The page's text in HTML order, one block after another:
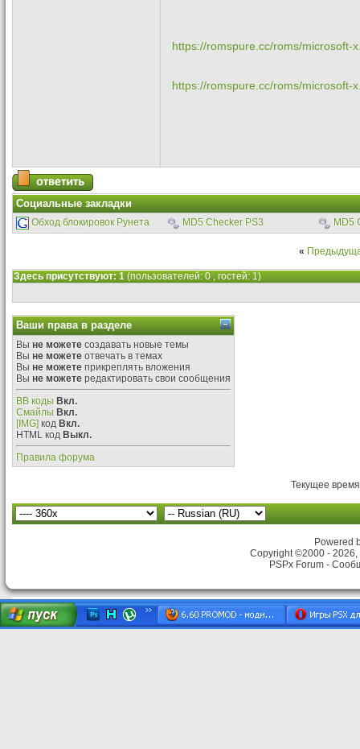
https://romspure.cc/roms/microsoft-
https://romspure.cc/roms/microsoft-
Социальные закладки
Обход блокировок Рунета MD5 Checker PS3 MD5
«
Здесь присутствуют: 1 (пользователей: 0 , гостей: 1)
Ваши права в разделе
Вы не можете создавать новые темы
Вы не можете отвечать в темах
Вы не можете прикреплять вложения
Вы не можете редактировать свои сообщения
BB коды Вкл.
Смайлы Вкл.
[IMG] код Вкл.
HTML код Выкл.
Правила форума
Текущее
Powered
Copyright ©2000 -
PSPx Forum -